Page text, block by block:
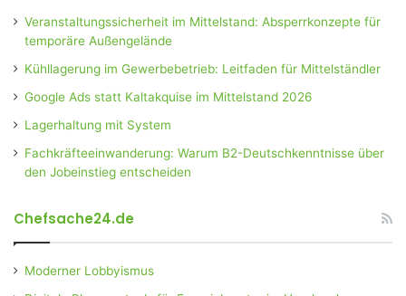
Veranstaltungssicherheit im Mittelstand: Absperrkonzepte für
temporäre Außengelände
Kühllagerung im Gewerbebetrieb: Leitfaden für Mittelständler
Google Ads statt Kaltakquise im Mittelstand 2026
Lagerhaltung mit System
Fachkräfteeinwanderung: Warum B2-Deutschkenntnisse über
den Jobeinstieg entscheiden
Chefsache24.de
Moderner Lobbyismus